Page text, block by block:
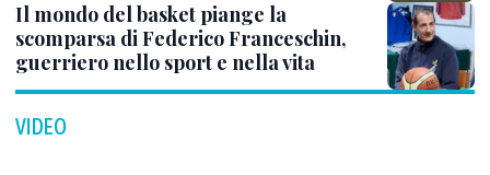
Il mondo del basket piange la
scomparsa di Federico Franceschin,
guerriero nello sport e nella vita
VIDEO